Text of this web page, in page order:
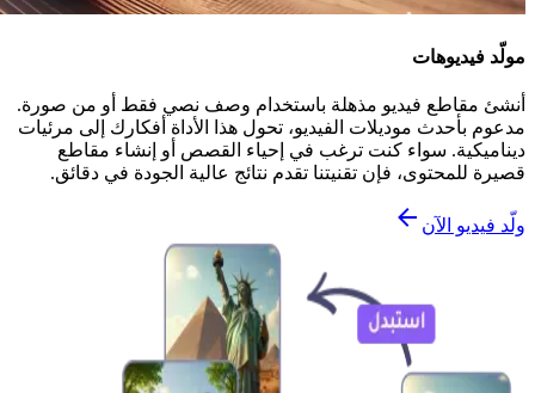
مولّد فيديوهات
أنشئ مقاطع فيديو مذهلة باستخدام وصف نصي فقط أو من صورة.
مدعوم بأحدث موديلات الفيديو، تحول هذا الأداة أفكارك إلى مرئيات
ديناميكية. سواء كنت ترغب في إحياء القصص أو إنشاء مقاطع
قصيرة للمحتوى، فإن تقنيتنا تقدم نتائج عالية الجودة في دقائق.
ولّد فيديو الآن